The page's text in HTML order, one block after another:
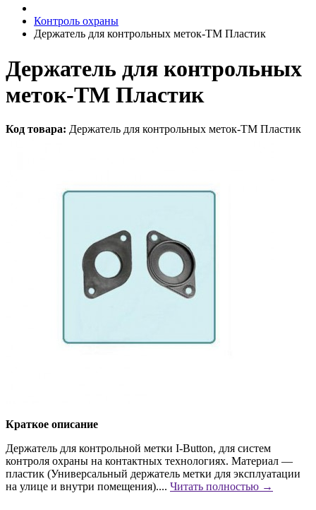
Контроль охраны
Держатель для контрольных меток-TM Пластик
Держатель для контрольных
меток-TM Пластик
Код товара: Держатель для контрольных меток-TM Пластик
Краткое описание
Держатель для контрольной метки I-Button, для систем
контроля охраны на контактных технологиях. Материал —
пластик (Универсальный держатель метки для эксплуатации
на улице и внутри помещения).... Читать полностью →